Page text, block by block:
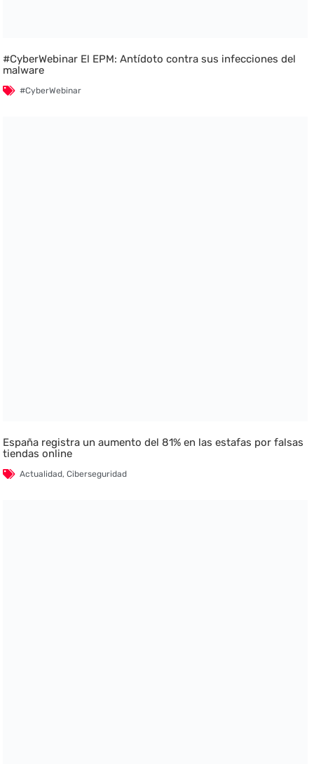
#CyberWebinar El EPM: Antídoto contra sus infecciones del
malware
#CyberWebinar
España registra un aumento del 81% en las estafas por falsas
tiendas online
Actualidad,Ciberseguridad